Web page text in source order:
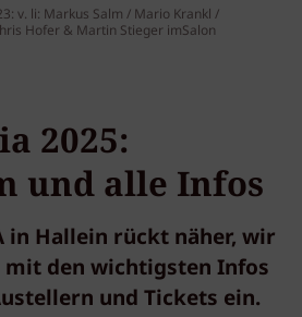
v. li: Markus Salm / Mario Krankl /
Hofer & Martin Stieger imSalon
2025:
und alle Infos
in Hallein rückt näher, wir
mit den wichtigsten Infos
und Tickets ein.